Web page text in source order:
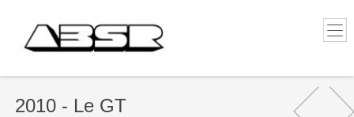
2010 - Le GT